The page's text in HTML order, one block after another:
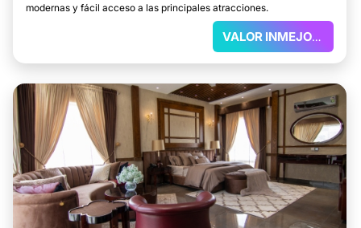
modernas y fácil acceso a las principales atracciones.
VALOR INMEJORABLE